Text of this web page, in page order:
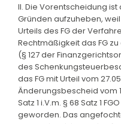
II. Die Vorentscheidung
Gründen aufzuheben,
Urteils des FG der
Rechtmäßigkeit das FG
(§ 127 der
des
das FG mit Urteil vom
Änderungsbescheid vom
Satz 1 i.V.m. § 68 Satz 1
geworden. Das